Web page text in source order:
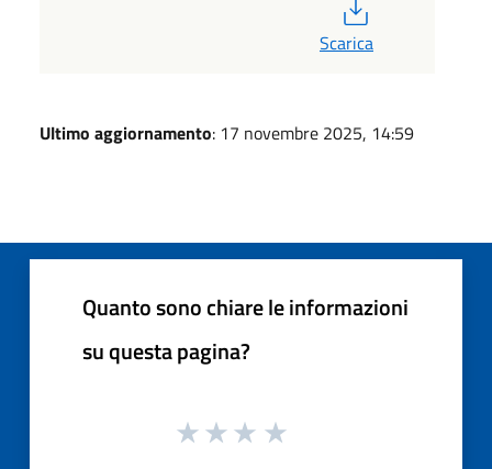
Scarica
Ultimo aggiornamento: 17 novembre 2025, 14:59
Quanto sono chiare le informazioni
su questa pagina?